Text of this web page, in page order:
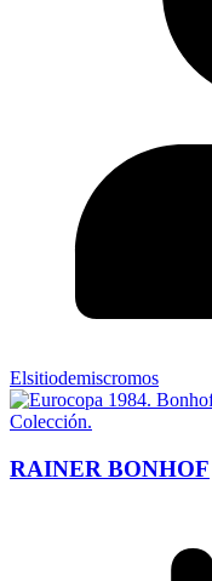
Elsitiodemiscromos
RAINER BONHOF